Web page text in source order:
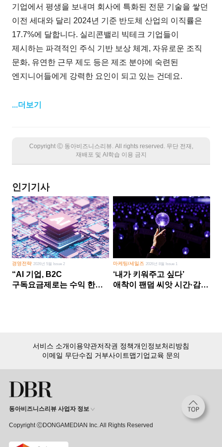
기업에서 평생을 보내며 회사에 특화된 전문 기술을 쌓던
이전 세대와 달리 2024년 기준 반도체 산업의 이직률은
17.7%에 달합니다. 실리콘밸리 빅테크 기업들이
제시하는 파격적인 주식 기반 보상 체계, 자유로운 조직
문화, 유연한 근무 제도 등은 제조 분야에 숙련된
엔지니어들에게 강력한 요인이 되고 있는 건데요.
...더보기
Copyright Ⓒ 동아비즈니스리뷰. All rights reserved. 무단 전재,
재배포 및 AI학습 이용 금지
인기기사
경영전략 2026년 5월 Issue 2
“AI 기업, B2C
구독요금제로는 수익 한계
마케팅/세일즈 2026년 8월 Issue 1
‘내가 키워주고 싶다’
애착이 팬덤 씨앗 시간·감정
서비스 소개이용약관저작권 정책개인정보처리방침
이메일 무단수집 거부사이트맵기업교육 문의
동아비즈니스리뷰 사업자 정보
Copyright ⒸDONGAMEDIAN Inc. All Rights Reserved